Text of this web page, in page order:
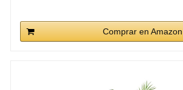
Comprar en Amazon